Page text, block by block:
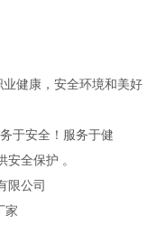
健康，安全环境和美好
于安全！服务于健
全保护 。
限公司